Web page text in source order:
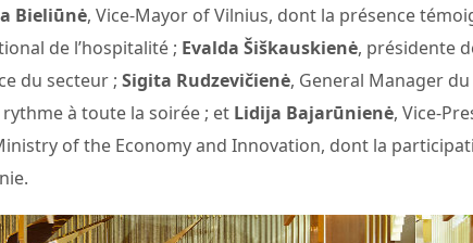
Bieliūnė, Vice-Mayor of Vilnius, dont la présence
de l’hospitalité ; Evalda Šiškauskienė, présidente
du secteur ; Sigita Rudzevičienė, General Manager
à toute la soirée ; et Lidija Bajarūnienė, Vice-
of the Economy and Innovation, dont la